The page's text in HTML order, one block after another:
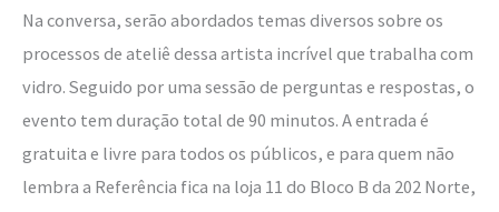
Na conversa, serão abordados temas diversos sobre os
processos de ateliê dessa artista incrível que trabalha com
vidro. Seguido por uma sessão de perguntas e respostas, o
evento tem duração total de 90 minutos. A entrada é
gratuita e livre para todos os públicos, e para quem não
lembra a Referência fica na loja 11 do Bloco B da 202 Norte,